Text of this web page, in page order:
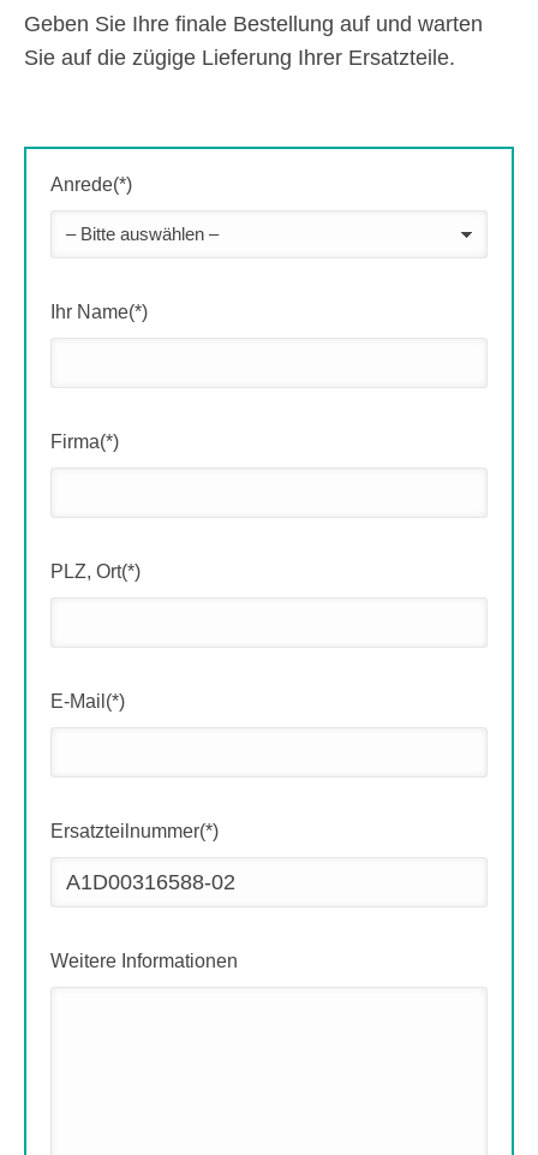
Geben Sie Ihre finale Bestellung auf und warten
Sie auf die zügige Lieferung Ihrer Ersatzteile.
Anrede(*)
Ihr Name(*)
Firma(*)
PLZ, Ort(*)
E-Mail(*)
Ersatzteilnummer(*)
Weitere Informationen